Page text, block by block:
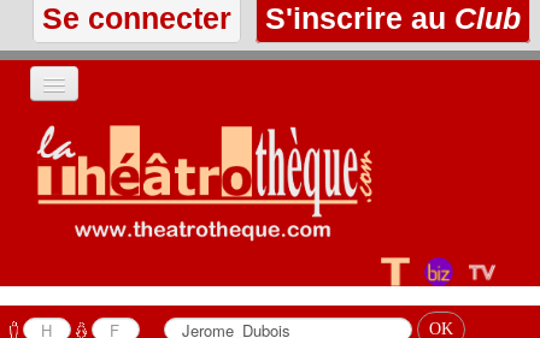
Se connecter S'inscrire au Club
ACCUEIL
LES TEXTES
LES ANNONCES